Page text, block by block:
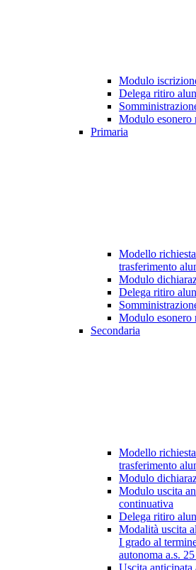
Modulo
Delega ritiro
Modulo esonero
Primaria
Modello
trasferimento
Modulo
Delega ritiro
Modulo esonero
Secondaria
Modello
trasferimento
Modulo
Modulo uscita
continuativa
Delega ritiro
Modalità uscita
I grado al
autonoma a.s.